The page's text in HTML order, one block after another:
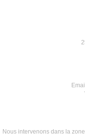
Nous intervenons dans la